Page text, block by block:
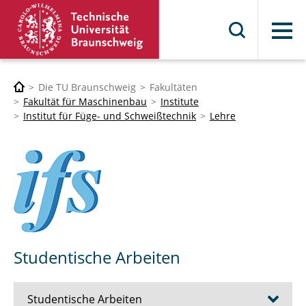
Menü
Die TU Braunschweig
Fakultäten
Fakultät für Maschinenbau
Institute
Institut für Füge- und Schweißtechnik
Lehre
Studentische Arbeiten
Studentische Arbeiten